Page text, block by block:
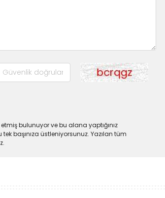
bulunuyor ve bu alana yaptığınız
başınıza üstleniyorsunuz. Yazılan tüm